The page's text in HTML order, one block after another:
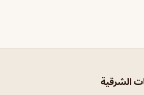
الشرقية